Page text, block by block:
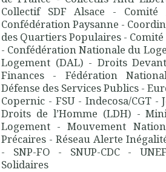
Collectif SDF Alsace -
Confédération Paysanne -
des Quartiers Populaires - Comité
- Confédération Nationale du
Logement (DAL) - Droits
Finances - Fédération
Défense des Services Publics -
Copernic - FSU - Indecosa/CGT
Droits de l’Homme (LDH) -
Logement - Mouvement
Précaires - Réseau Alerte
- SNP-FO - SNUP-CDC -
Solidaires